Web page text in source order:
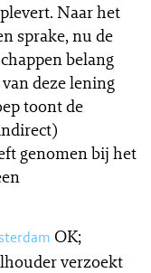
Naar het
sprake, nu de
belang
deze lening
toont de
genomen bij het
OK;
verzoekt